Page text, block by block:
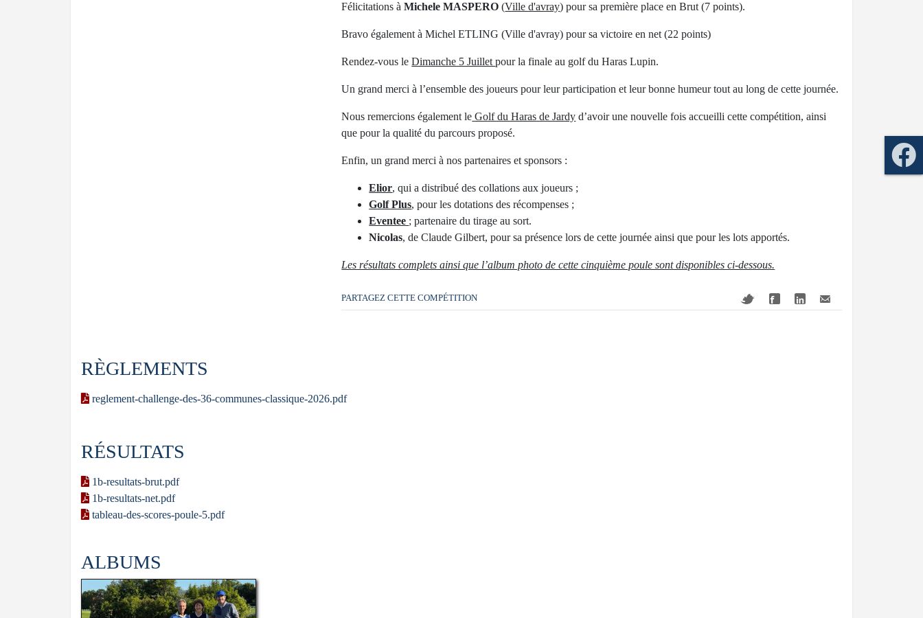
Félicitations àMichele MASPERO(Ville d'avray) pour sa première place en Brut (7 points).
Bravo également à Michel ETLING (Ville d'avray) pour sa victoire en net (22 points)
Rendez-vous leDimanche 5 Juilletpour la finale au golf du Haras Lupin.
Un grand merci à l’ensemble des joueurs pour leur participation et leur bonne humeur tout au long de cette journée.
Nous remercions également le Golf du Haras de Jardy d’avoir une nouvelle fois accueilli cette compétition, ainsi
que pour la qualité du parcours proposé.
Enfin, un grand merci à nos partenaires et sponsors :
Elior, qui a distribué des collations aux joueurs ;
Golf Plus, pour les dotations des récompenses ;
Eventee ; partenaire du tirage au sort.
Nicolas, deClaude Gilbert, pour sa présence lors de cette journée ainsi que pour les lots apportés.
Les résultats complets ainsi que l’album photo de cette cinquième poule sont disponibles ci-dessous.
PARTAGEZ CETTE COMPÉTITION
RÈGLEMENTS
reglement-challenge-des-36-communes-classique-2026.pdf
RÉSULTATS
1b-resultats-brut.pdf
1b-resultats-net.pdf
tableau-des-scores-poule-5.pdf
ALBUMS